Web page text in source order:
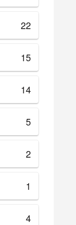
22
15
14
5
2
1
4